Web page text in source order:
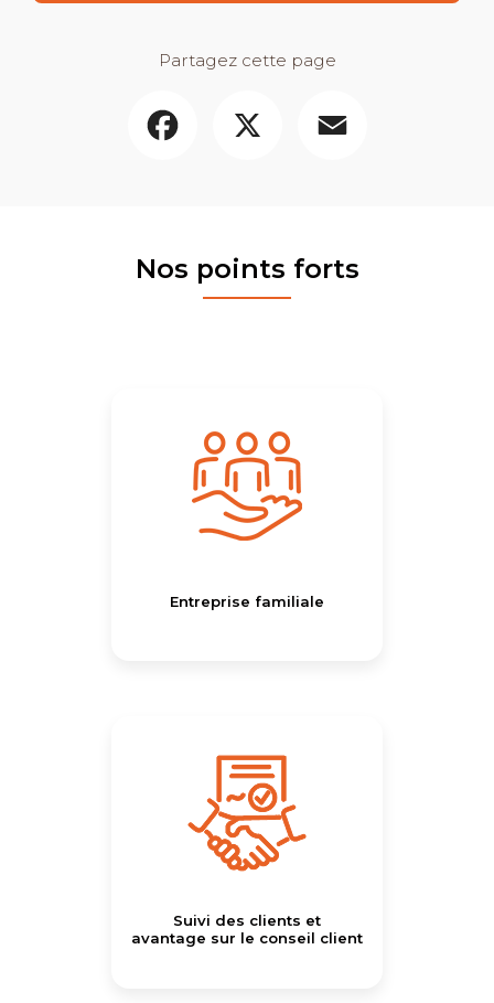
Partagez cette page
Nos points forts
Entreprise familiale
Suivi des clients et
avantage sur le conseil client